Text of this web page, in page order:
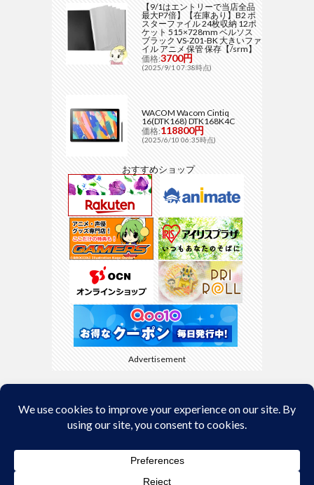
【9/1はエントリーで当店全品
最大P7倍】【在庫あり】B2 ポ
スターファイル 24枚収納 12ポ
ケット 515×728mm ベルソス
ブラック VS-Z01-BK 大きいファ
イル アニメ 保管 保存【/srm】
価格:3700円
(2025/9/1 07:38時点)
WACOM Wacom Cintiq
16(DTK168) DTK168K4C
価格:118800円
(2025/6/10 06:35時点)
おすすめショップ
Advertisement
Back to Top